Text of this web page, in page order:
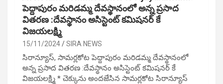
పెద్దాపురం మరిడమ్మ దేవస్థానంలో అన్న ప్రసాద
వితరణ :దేవస్థానం అసిస్టెంట్ కమిషనర్ కే
విజయలక్ష్మి
15/11/2024 SIRA NEWS
సిరాన్యూస్, సామర్లకోట పెద్దాపురం మరిడమ్మ దేవస్థానంలో
అన్న ప్రసాద వితరణ :దేవస్థానం అసిస్టెంట్ కమిషనర్ కే
విజయలక్ష్మి * చెక్కును అందజేసిన సామర్లకోట సిరాన్యూస్